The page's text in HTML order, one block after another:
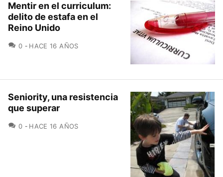
Mentir en el curriculum:
delito de estafa en el
Reino Unido
0 COMENTARIOS
HACE 16 AÑOS
Seniority, una resistencia
que superar
0 COMENTARIOS
HACE 16 AÑOS